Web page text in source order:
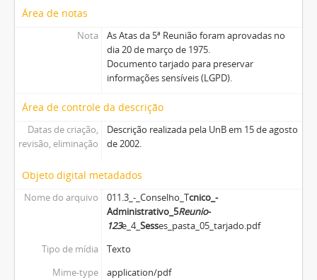
Área de notas
Nota
As Atas da 5ª Reunião foram aprovadas no
dia 20 de março de 1975.
Documento tarjado para preservar
informações sensíveis (LGPD).
Área de controle da descrição
Datas de criação,
revisão, eliminação
Descrição realizada pela UnB em 15 de agosto
de 2002.
Objeto digital metadados
Nome do arquivo 011.3_-_Conselho_Tcnico_-
Administrativo_5Reunio-
123e_4_ Sesses_pasta_05_tarjado.pdf
Tipo de mídia
Texto
Mime-type
application/pdf